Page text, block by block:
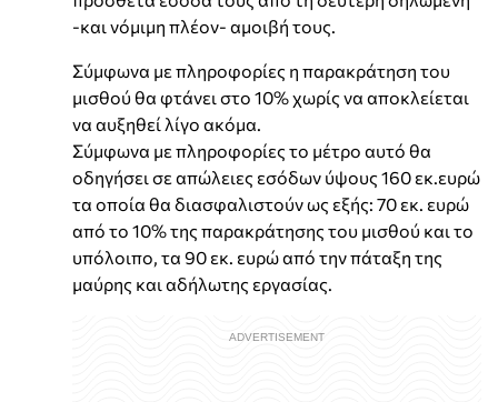
-και νόμιμη πλέον- αμοιβή τους.
Σύμφωνα με πληροφορίες η παρακράτηση του
μισθού θα φτάνει στο 10% χωρίς να αποκλείεται
να αυξηθεί λίγο ακόμα.
Σύμφωνα με πληροφορίες το μέτρο αυτό θα
οδηγήσει σε απώλειες εσόδων ύψους 160 εκ.ευρώ
τα οποία θα διασφαλιστούν ως εξής: 70 εκ. ευρώ
από το 10% της παρακράτησης του μισθού και το
υπόλοιπο, τα 90 εκ. ευρώ από την πάταξη της
μαύρης και αδήλωτης εργασίας.